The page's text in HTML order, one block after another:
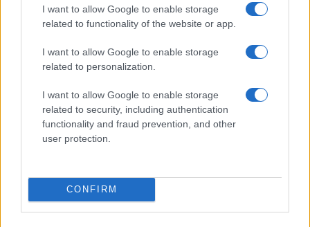
I want to allow Google to enable storage
related to functionality of the website or app.
I want to allow Google to enable storage
related to personalization.
I want to allow Google to enable storage
related to security, including authentication
functionality and fraud prevention, and other
user protection.
CONFIRM
Euro Gsm
295.000 Ft (új)